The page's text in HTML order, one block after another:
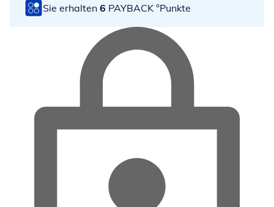
Sie erhalten 6 PAYBACK °Punkte